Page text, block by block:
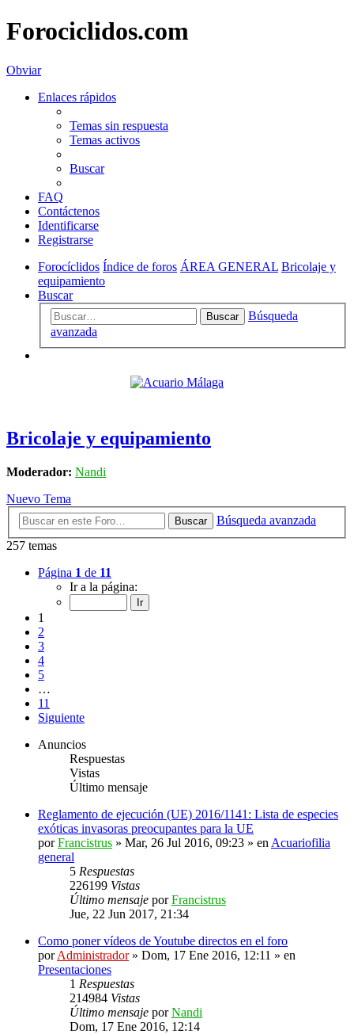
Forociclidos.com
Obviar
Enlaces rápidos
Temas sin respuesta
Temas activos
Buscar
FAQ
Contáctenos
Identificarse
Registrarse
Forocíclidos Índice de foros ÁREA GENERAL Bricolaje y
equipamiento
Buscar
Buscar
Búsqueda
avanzada
Bricolaje y equipamiento
Moderador: Nandi
Nuevo Tema
Buscar
Búsqueda avanzada
257 temas
Página 1 de 11
Ir a la página:
1
2
3
4
5
…
11
Siguiente
Anuncios
Respuestas
Vistas
Último mensaje
Reglamento de ejecución (UE) 2016/1141: Lista de especies
exóticas invasoras preocupantes para la UE
porFrancistrus » Mar, 26 Jul 2016, 09:23 » en Acuariofilia
general
5 Respuestas
226199 Vistas
Último mensaje porFrancistrus
Jue, 22 Jun 2017, 21:34
Como poner vídeos de Youtube directos en el foro
porAdministrador» Dom, 17 Ene 2016, 12:11 » en
Presentaciones
1 Respuestas
214984 Vistas
Último mensaje porNandi
Dom, 17 Ene 2016, 12:14